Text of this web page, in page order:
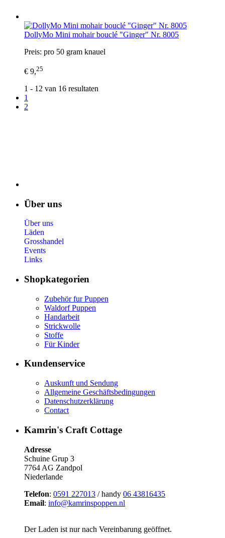
DollyMo Mini mohair bouclé "Ginger" Nr. 8005
Preis: pro 50 gram knauel
€ 9,25
1 - 12 van 16 resultaten
1
2
Über uns
Über uns
Läden
Grosshandel
Events
Links
Shopkategorien
Zubehör fur Puppen
Waldorf Puppen
Handarbeit
Strickwolle
Stoffe
Für Kinder
Kundenservice
Auskunft und Sendung
Allgemeine Geschäftsbedingungen
Datenschutzerklärung
Contact
Kamrin's Craft Cottage
Adresse
Schuine Grup 3
7764 AG Zandpol
Niederlande
Telefon: 0591 227013 / handy 06 43816435
Email: info@kamrinspoppen.nl
Der Laden ist nur nach Vereinbarung geöffnet.